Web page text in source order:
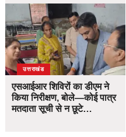
उत्तराखंड
एसआईआर शिविरों का डीएम ने
किया निरीक्षण, बोले—कोई पात्र
मतदाता सूची से न छूटे…